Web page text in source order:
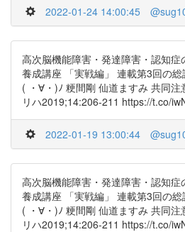
2022-01-24 14:00:45
高次脳機能障害・発達障害・認知
養成講座 「実戦編」 連載第3回の
( ・∀・)ﾉ 粳間剛 仙道ますみ 共同
リハ2019;14:206-211 https://t.co/
2022-01-19 13:00:44
高次脳機能障害・発達障害・認知
養成講座 「実戦編」 連載第3回の
( ・∀・)ﾉ 粳間剛 仙道ますみ 共同
リハ2019;14:206-211 https://t.co/